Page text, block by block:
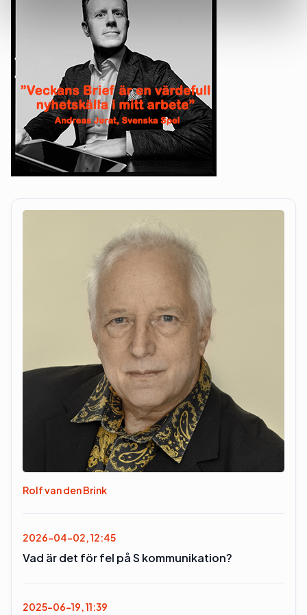
Rolf van den Brink
2026-04-02, 12:45
Vad är det för fel på S kommunikation?
2025-06-19, 11:39